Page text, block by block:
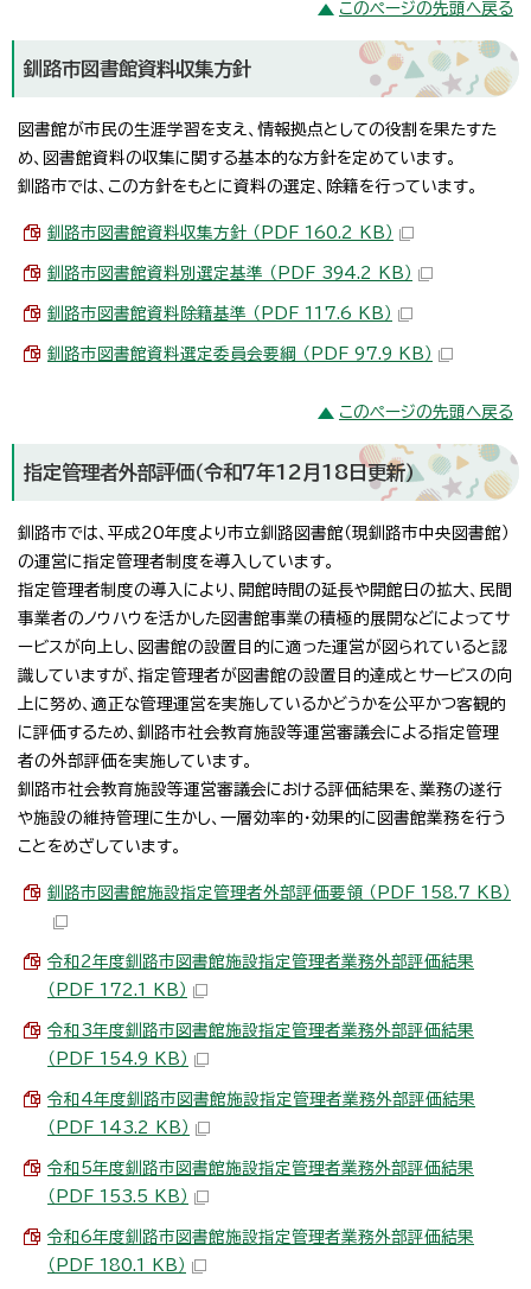
このページの先頭へ戻る
釧路市図書館資料収集方針
図書館が市民の生涯学習を支え、情報拠点としての役割を果たすた
め、図書館資料の収集に関する基本的な方針を定めています。
釧路市では、この方針をもとに資料の選定、除籍を行っています。
釧路市図書館資料収集方針 （PDF 160.2 KB）
釧路市図書館資料別選定基準 （PDF 394.2 KB）
釧路市図書館資料除籍基準 （PDF 117.6 KB）
釧路市図書館資料選定委員会要綱 （PDF 97.9 KB）
このページの先頭へ戻る
指定管理者外部評価（令和7年12月18日更新）
釧路市では、平成20年度より市立釧路図書館（現釧路市中央図書館）
の運営に指定管理者制度を導入しています。
指定管理者制度の導入により、開館時間の延長や開館日の拡大、民間
事業者のノウハウを活かした図書館事業の積極的展開などによってサ
ービスが向上し、図書館の設置目的に適った運営が図られていると認
識していますが、指定管理者が図書館の設置目的達成とサービスの向
上に努め、適正な管理運営を実施しているかどうかを公平かつ客観的
に評価するため、釧路市社会教育施設等運営審議会による指定管理
者の外部評価を実施しています。
釧路市社会教育施設等運営審議会における評価結果を、業務の遂行
や施設の維持管理に生かし、一層効率的・効果的に図書館業務を行う
ことをめざしています。
釧路市図書館施設指定管理者外部評価要領 （PDF 158.7 KB）
令和2年度釧路市図書館施設指定管理者業務外部評価結果
（PDF 172.1 KB）
令和3年度釧路市図書館施設指定管理者業務外部評価結果
（PDF 154.9 KB）
令和4年度釧路市図書館施設指定管理者業務外部評価結果
（PDF 143.2 KB）
令和5年度釧路市図書館施設指定管理者業務外部評価結果
（PDF 153.5 KB）
令和6年度釧路市図書館施設指定管理者業務外部評価結果
（PDF 180.1 KB）